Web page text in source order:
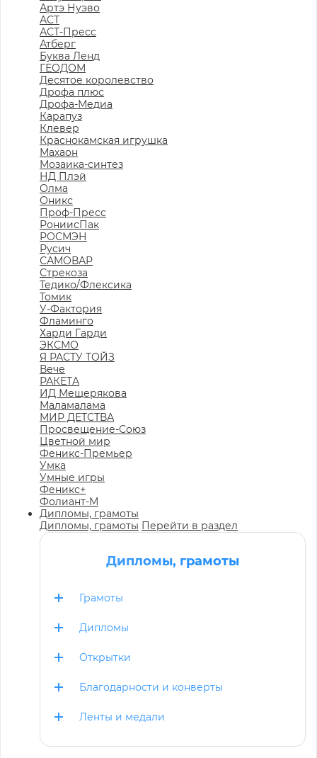
Артэ Нуэво
АСТ
АСТ-Пресс
Атберг
Буква Ленд
ГЕОДОМ
Десятое королевство
Дрофа плюс
Дрофа-Медиа
Карапуз
Клевер
Краснокамская игрушка
Махаон
Мозаика-синтез
НД Плэй
Олма
Оникс
Проф-Пресс
РониисПак
РОСМЭН
Русич
САМОВАР
Стрекоза
Тедико/Флексика
Томик
У-Фактория
Фламинго
Харди Гарди
ЭКСМО
Я РАСТУ ТОЙЗ
Вече
РАКЕТА
ИД Мещерякова
Маламалама
МИР ДЕТСТВА
Просвещение-Союз
Цветной мир
Феникс-Премьер
Умка
Умные игры
Феникс+
Фолиант-М
Дипломы, грамоты
Дипломы, грамоты Перейти в раздел
Дипломы, грамоты
Грамоты
Дипломы
Открытки
Благодарности и конверты
Ленты и медали